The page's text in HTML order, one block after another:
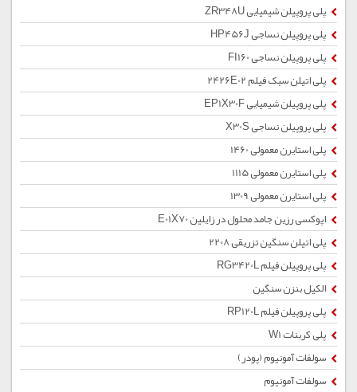
پلی پروپیلن شیمیایی ZR348U
پلی پروپیلن نساجی HP456J
پلی پروپیلن نساجی FI160
پلی اتیلن سبک فیلم 2426E02
پلی پروپیلن شیمیایی EP1X30F
پلی پروپیلن نساجی X30S
پلی استایرن معمولی 1460
پلی استایرن معمولی 1115
پلی استایرن معمولی 1309
اپوکسی رزین جامد محلول در زایلین E01X70
پلی اتیلن سنگین تزریقی 2208
پلی پروپیلن فیلم RG3420L
الکیل بنزن سنگین
پلی پروپیلن فیلم RP120L
پلی کربنات W1
سولفات آمونیوم (پودر)
سولفات آمونیوم